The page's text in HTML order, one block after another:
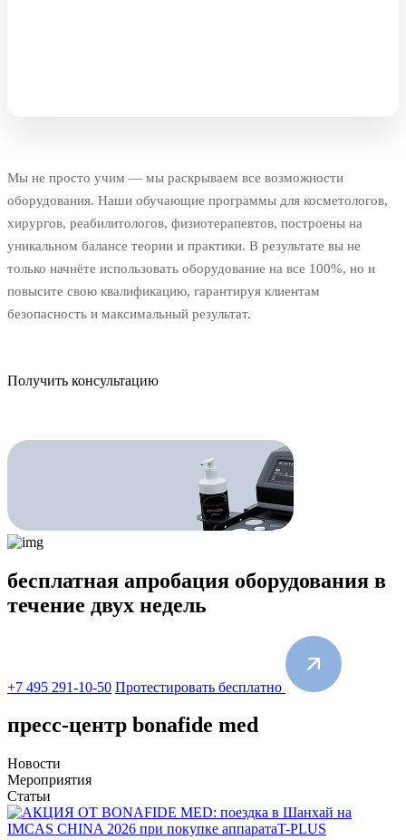
Мы не просто учим — мы раскрываем все возможности
оборудования. Наши обучающие программы для косметологов,
хирургов, реабилитологов, физиотерапевтов, построены на
уникальном балансе теории и практики. В результате вы не
только начнёте использовать оборудование на все 100%, но и
повысите свою квалификацию, гарантируя клиентам
безопасность и максимальный результат.
Получить консультацию
бесплатная апробация оборудования в
течение двух недель
+7 495 291-10-50 Протестировать бесплатно
пресс-центр bonafide med
Новости
Мероприятия
Статьи